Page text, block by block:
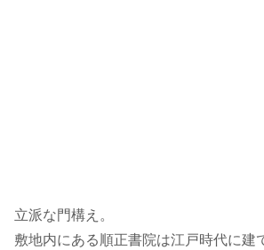
立派な門構え。
敷地内にある順正書院は江戸時代に建